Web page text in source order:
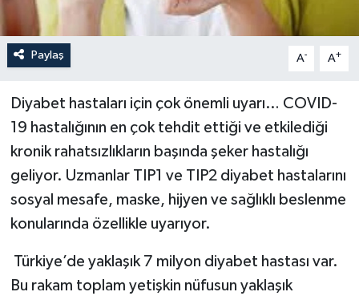
Paylaş A- A+
Diyabet hastaları için çok önemli uyarı… COVID-
19 hastalığının en çok tehdit ettiği ve etkilediği
kronik rahatsızlıkların başında şeker hastalığı
geliyor. Uzmanlar TIP1 ve TIP2 diyabet hastalarını
sosyal mesafe, maske, hijyen ve sağlıklı beslenme
konularında özellikle uyarıyor.
Türkiye’de yaklaşık 7 milyon diyabet hastası var.
Bu rakam toplam yetişkin nüfusun yaklaşık